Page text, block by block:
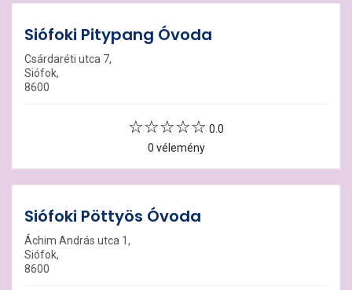
Siófoki Pitypang Óvoda
Csárdaréti utca 7,
Siófok,
8600
0.0
0 vélemény
Siófoki Pöttyös Óvoda
Áchim András utca 1,
Siófok,
8600